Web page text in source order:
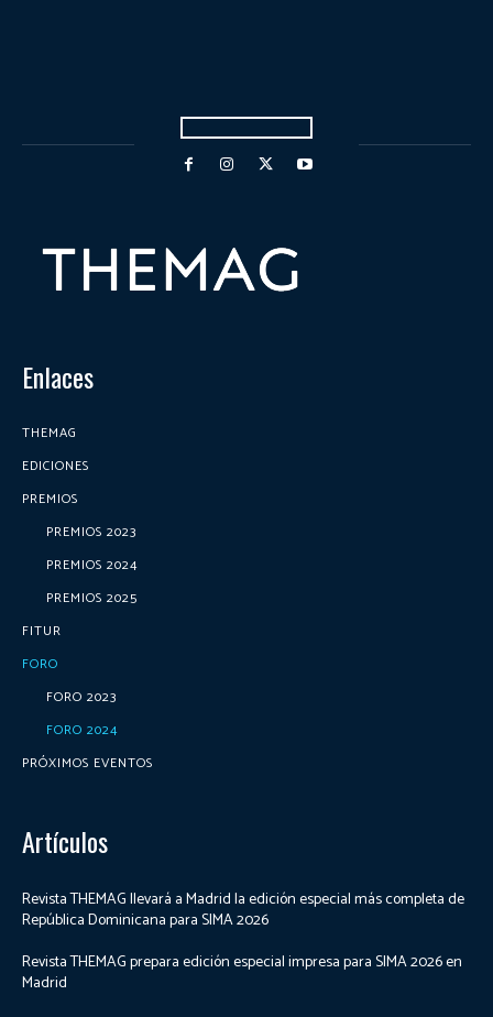
Enlaces
THEMAG
EDICIONES
PREMIOS
PREMIOS 2023
PREMIOS 2024
PREMIOS 2025
FITUR
FORO
FORO 2023
FORO 2024
PRÓXIMOS EVENTOS
Artículos
Revista THEMAG llevará a Madrid la edición especial más completa de
República Dominicana para SIMA 2026
Revista THEMAG prepara edición especial impresa para SIMA 2026 en
Madrid